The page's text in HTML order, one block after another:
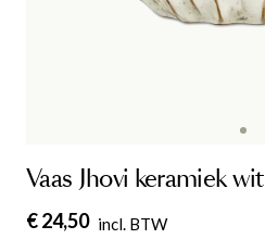
Vaas Jhovi keramiek wit
€ 24,50 incl. BTW